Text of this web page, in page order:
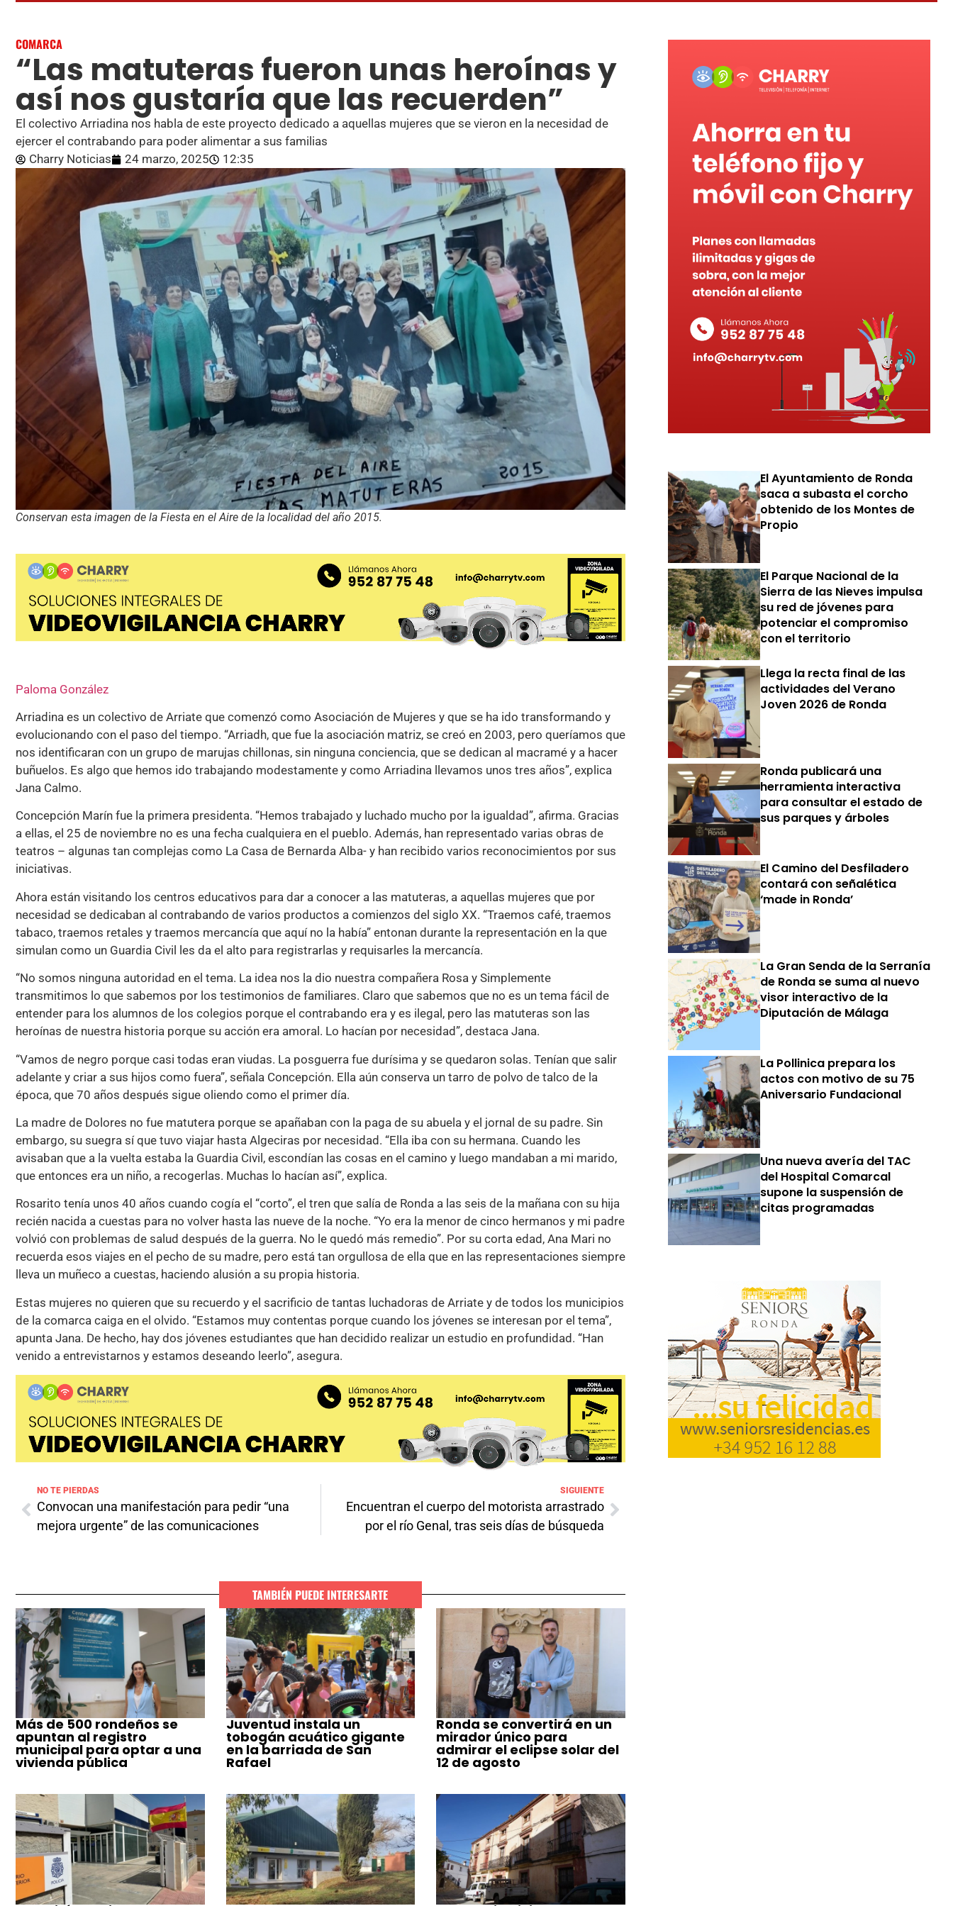
COMARCA
“Las matuteras fueron unas heroínas y
así nos gustaría que las recuerden”
El colectivo Arriadina nos habla de este proyecto dedicado a aquellas mujeres que se vieron en la necesidad de
ejercer el contrabando para poder alimentar a sus familias
Charry Noticias
24 marzo, 2025 12:35
Conservan esta imagen de la Fiesta en el Aire de la localidad del año 2015.
Paloma González
Arriadina es un colectivo de Arriate que comenzó como Asociación de Mujeres y que se ha ido transformando y
evolucionando con el paso del tiempo. “Arriadh, que fue la asociación matriz, se creó en 2003, pero queríamos que
nos identificaran con un grupo de marujas chillonas, sin ninguna conciencia, que se dedican al macramé y a hacer
buñuelos. Es algo que hemos ido trabajando modestamente y como Arriadina llevamos unos tres años”, explica
Jana Calmo.
Concepción Marín fue la primera presidenta. “Hemos trabajado y luchado mucho por la igualdad”, afirma. Gracias
a ellas, el 25 de noviembre no es una fecha cualquiera en el pueblo. Además, han representado varias obras de
teatros – algunas tan complejas como La Casa de Bernarda Alba- y han recibido varios reconocimientos por sus
iniciativas.
Ahora están visitando los centros educativos para dar a conocer a las matuteras, a aquellas mujeres que por
necesidad se dedicaban al contrabando de varios productos a comienzos del siglo XX. “Traemos café, traemos
tabaco, traemos retales y traemos mercancía que aquí no la había” entonan durante la representación en la que
simulan como un Guardia Civil les da el alto para registrarlas y requisarles la mercancía.
“No somos ninguna autoridad en el tema. La idea nos la dio nuestra compañera Rosa y Simplemente
transmitimos lo que sabemos por los testimonios de familiares. Claro que sabemos que no es un tema fácil de
entender para los alumnos de los colegios porque el contrabando era y es ilegal, pero las matuteras son las
heroínas de nuestra historia porque su acción era amoral. Lo hacían por necesidad”, destaca Jana.
“Vamos de negro porque casi todas eran viudas. La posguerra fue durísima y se quedaron solas. Tenían que salir
adelante y criar a sus hijos como fuera”, señala Concepción. Ella aún conserva un tarro de polvo de talco de la
época, que 70 años después sigue oliendo como el primer día.
La madre de Dolores no fue matutera porque se apañaban con la paga de su abuela y el jornal de su padre. Sin
embargo, su suegra sí que tuvo viajar hasta Algeciras por necesidad. “Ella iba con su hermana. Cuando les
avisaban que a la vuelta estaba la Guardia Civil, escondían las cosas en el camino y luego mandaban a mi marido,
que entonces era un niño, a recogerlas. Muchas lo hacían así”, explica.
Rosarito tenía unos 40 años cuando cogía el “corto”, el tren que salía de Ronda a las seis de la mañana con su hija
recién nacida a cuestas para no volver hasta las nueve de la noche. “Yo era la menor de cinco hermanos y mi padre
volvió con problemas de salud después de la guerra. No le quedó más remedio”. Por su corta edad, Ana Mari no
recuerda esos viajes en el pecho de su madre, pero está tan orgullosa de ella que en las representaciones siempre
lleva un muñeco a cuestas, haciendo alusión a su propia historia.
Estas mujeres no quieren que su recuerdo y el sacrificio de tantas luchadoras de Arriate y de todos los municipios
de la comarca caiga en el olvido. “Estamos muy contentas porque cuando los jóvenes se interesan por el tema”,
apunta Jana. De hecho, hay dos jóvenes estudiantes que han decidido realizar un estudio en profundidad. “Han
venido a entrevistarnos y estamos deseando leerlo”, asegura.
NO TE PIERDAS
Convocan una manifestación para pedir “una
mejora urgente” de las comunicaciones
SIGUIENTE
Encuentran el cuerpo del motorista arrastrado
por el río Genal, tras seis días de búsqueda
TAMBIÉN PUEDE INTERESARTE
Más de 500 rondeños se
apuntan al registro
municipal para optar a una
vivienda pública
Juventud instala un
tobogán acuático gigante
en la barriada de San
Rafael
Ronda se convertirá en un
mirador único para
admirar el eclipse solar del
12 de agosto
El Ayuntamiento de Ronda
saca a subasta el corcho
obtenido de los Montes de
Propio
El Parque Nacional de la
Sierra de las Nieves impulsa
su red de jóvenes para
potenciar el compromiso
con el territorio
Llega la recta final de las
actividades del Verano
Joven 2026 de Ronda
Ronda publicará una
herramienta interactiva
para consultar el estado de
sus parques y árboles
El Camino del Desfiladero
contará con señalética
‘made in Ronda’
La Gran Senda de la Serranía
de Ronda se suma al nuevo
visor interactivo de la
Diputación de Málaga
La Pollinica prepara los
actos con motivo de su 75
Aniversario Fundacional
Una nueva avería del TAC
del Hospital Comarcal
supone la suspensión de
citas programadas